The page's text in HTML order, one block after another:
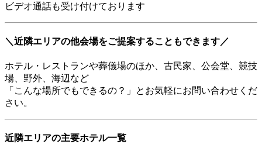
ビデオ通話も受け付けております
＼近隣エリアの他会場をご提案することもできます／
ホテル・レストランや葬儀場のほか、古民家、公会堂、競技
場、野外、海辺など
「こんな場所でもできるの？」とお気軽にお問い合わせくだ
さい。
近隣エリアの主要ホテル一覧